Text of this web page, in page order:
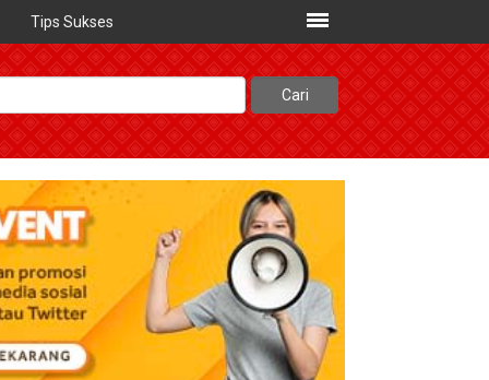
Tips Sukses